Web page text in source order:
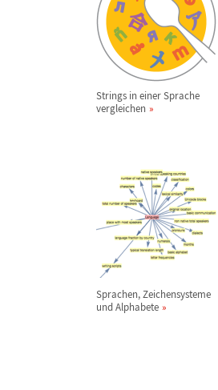
Strings in einer Sprache
vergleichen
Sprachen, Zeichensysteme
und Alphabete